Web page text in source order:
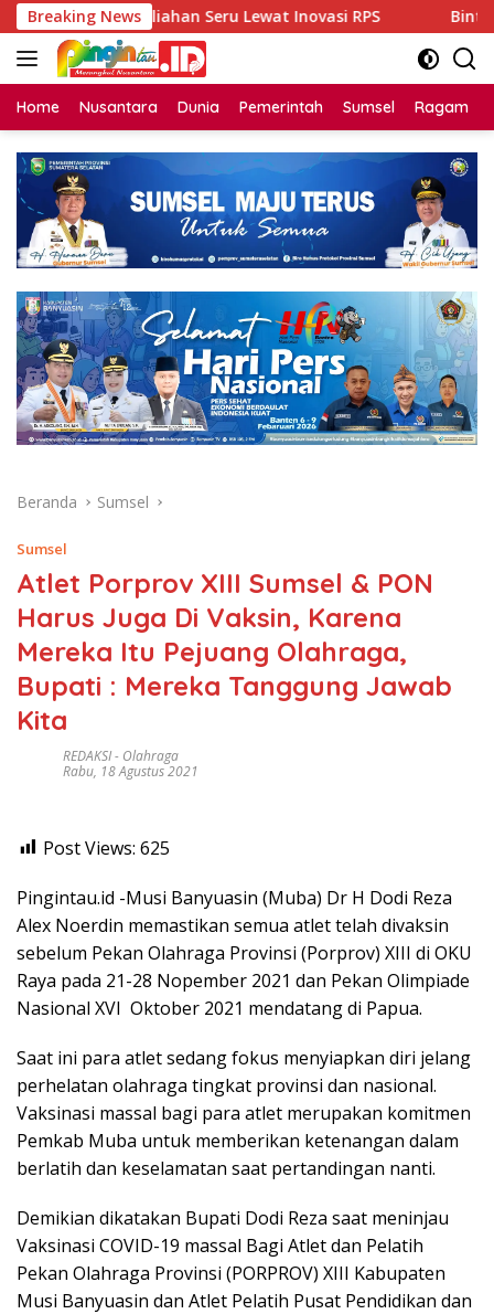
Langsung
ke
konten
Breaking News
Perkuliahan Seru Lewat Inovasi RPS Bintang
Home Nusantara Dunia Pemerintah Sumsel Ragam
Beranda Sumsel
Sumsel
Atlet Porprov XIII Sumsel & PON
Harus Juga Di Vaksin, Karena
Mereka Itu Pejuang Olahraga,
Bupati : Mereka Tanggung Jawab
Kita
REDAKSI- Olahraga
Rabu, 18 Agustus 2021
Post Views: 625
Pingintau.id -Musi Banyuasin (Muba) Dr H Dodi Reza
Alex Noerdin memastikan semua atlet telah divaksin
sebelum Pekan Olahraga Provinsi (Porprov) XIII di OKU
Raya pada 21-28 Nopember 2021 dan Pekan Olimpiade
Nasional XVI Oktober 2021 mendatang di Papua.
Saat ini para atlet sedang fokus menyiapkan diri jelang
perhelatan olahraga tingkat provinsi dan nasional.
Vaksinasi massal bagi para atlet merupakan komitmen
Pemkab Muba untuk memberikan ketenangan dalam
berlatih dan keselamatan saat pertandingan nanti.
Demikian dikatakan Bupati Dodi Reza saat meninjau
Vaksinasi COVID-19 massal Bagi Atlet dan Pelatih
Pekan Olahraga Provinsi (PORPROV) XIII Kabupaten
Musi Banyuasin dan Atlet Pelatih Pusat Pendidikan dan